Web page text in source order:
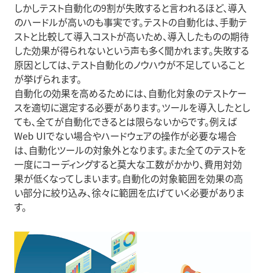
しかしテスト自動化の9割が失敗すると言われるほど、導入
のハードルが高いのも事実です。テストの自動化は、手動テ
ストと比較して導入コストが高いため、導入したものの期待
した効果が得られないという声も多く聞かれます。失敗する
原因としては、テスト自動化のノウハウが不足していること
が挙げられます。
自動化の効果を高めるためには、自動化対象のテストケー
スを適切に選定する必要があります。ツールを導入したとし
ても、全てが自動化できるとは限らないからです。例えば
Web UIでない場合やハードウェアの操作が必要な場合
は、自動化ツールの対象外となります。また全てのテストを
一度にコーディングすると莫大な工数がかかり、費用対効
果が低くなってしまいます。自動化の対象範囲を効果の高
い部分に絞り込み、徐々に範囲を広げていく必要がありま
す。